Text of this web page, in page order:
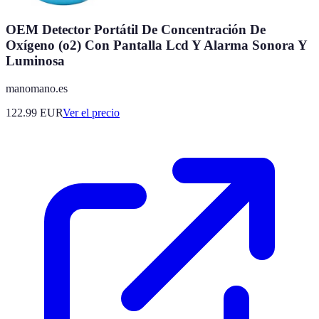
OEM Detector Portátil De Concentración De
Oxígeno (o2) Con Pantalla Lcd Y Alarma Sonora Y
Luminosa
manomano.es
122.99 EURVer el precio